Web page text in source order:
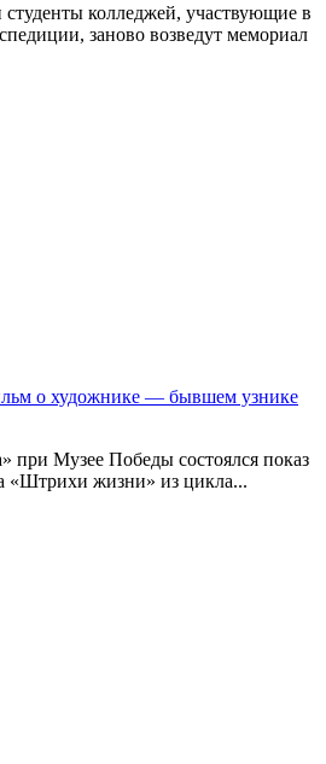
колледжей, участвующие в
заново возведут мемориал
о художнике — бывшем узнике
при Музее Победы состоялся показ
«Штрихи жизни» из цикла...